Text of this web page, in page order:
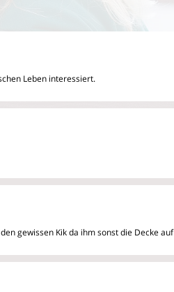
Leben interessiert.
gewissen Kik da ihm sonst die Decke auf